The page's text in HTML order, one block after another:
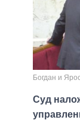
Богдан и
Суд